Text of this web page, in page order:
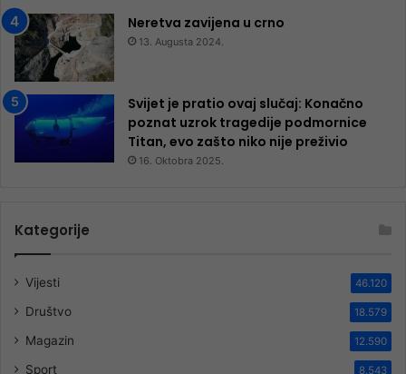
Neretva zavijena u crno
13. Augusta 2024.
Svijet je pratio ovaj slučaj: Konačno
poznat uzrok tragedije podmornice
Titan, evo zašto niko nije preživio
16. Oktobra 2025.
Kategorije
Vijesti 46.120
Društvo 18.579
Magazin 12.590
Sport 8.543